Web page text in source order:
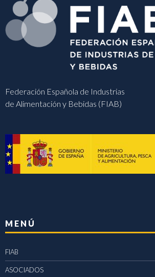
Federación Española de Industrias
de Alimentación y Bebidas (FIAB)
MENÚ
FIAB
ASOCIADOS